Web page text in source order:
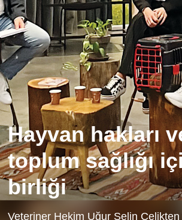
Hayvan hakları
toplum sağlığı
birliği
Veteriner Hekim Uğur Selin